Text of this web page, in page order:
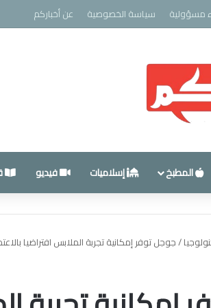
مسؤولية سياسة الخصوصية عن أخباركم
المطبخ إسلاميات فيديو
/جوجل توفر إمكانية تجربة الملابس افتراضيا